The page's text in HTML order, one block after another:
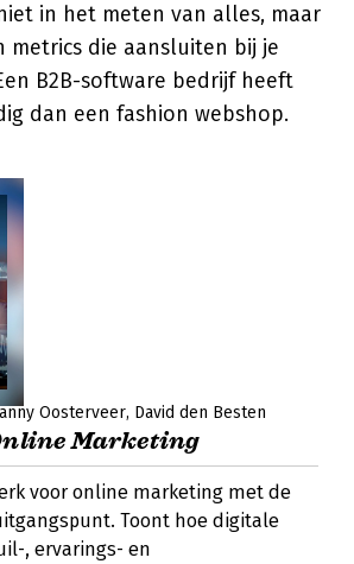
in het meten van alles, maar
metrics die aansluiten bij je
B2B-software bedrijf heeft
dan een fashion webshop.
Oosterveer David den Besten
Marketing
voor online marketing met de
Toont hoe digitale
, ervarings- en